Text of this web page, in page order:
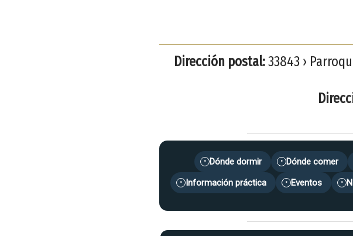
Dirección postal:33843 ›
• Dónde dormir • Dónde comer
• Información práctica • Eventos •